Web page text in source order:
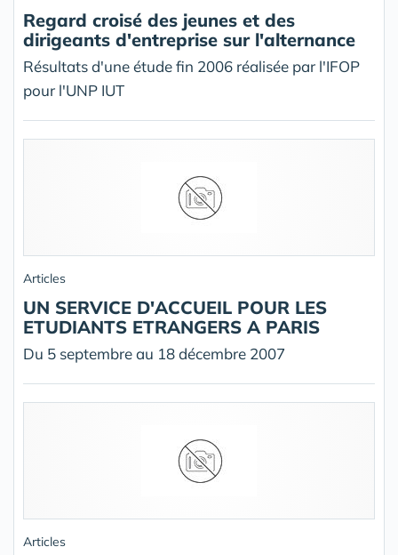
Regard croisé des jeunes et des
dirigeants d'entreprise sur l'alternance
Résultats d'une étude fin 2006 réalisée par l'IFOP
pour l'UNP IUT
Articles
UN SERVICE D'ACCUEIL POUR LES
ETUDIANTS ETRANGERS A PARIS
Du 5 septembre au 18 décembre 2007
Articles